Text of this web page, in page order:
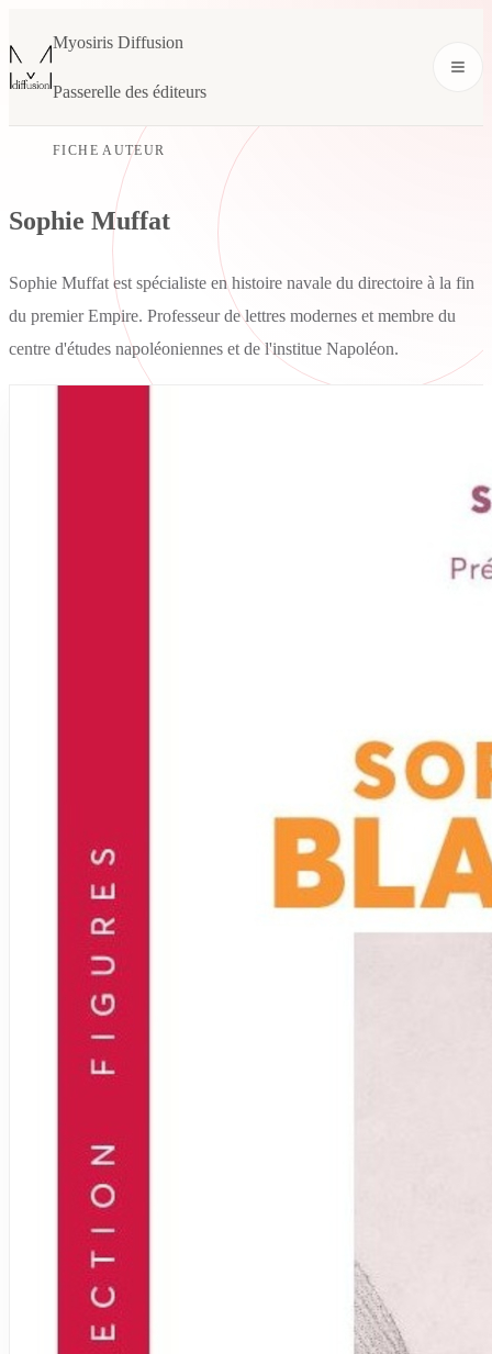
Myosiris Diffusion
Passerelle des éditeurs
FICHE AUTEUR
Sophie Muffat
Sophie Muffat est spécialiste en histoire navale du directoire à la fin
du premier Empire. Professeur de lettres modernes et membre du
centre d'études napoléoniennes et de l'institue Napoléon.